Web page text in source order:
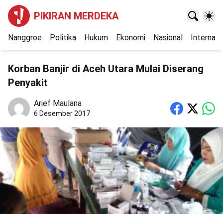
PIKIRAN MERDEKA
Nanggroe Politika Hukum Ekonomi Nasional
Korban Banjir di Aceh Utara Mulai Diserang
Penyakit
Arief Maulana
6 Desember 2017